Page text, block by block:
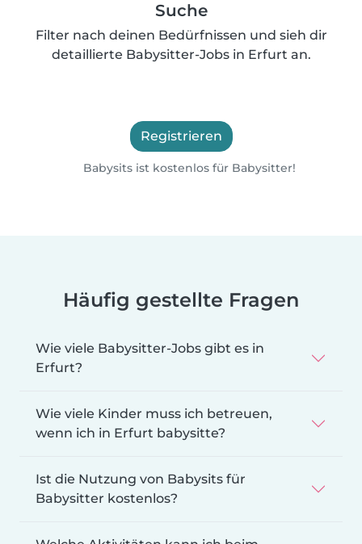
Suche
Filter nach deinen Bedürfnissen und sieh dir
detaillierte Babysitter-Jobs in Erfurt an.
Registrieren
Babysits ist kostenlos für Babysitter!
Häufig gestellte Fragen
Wie viele Babysitter-Jobs gibt es in
Erfurt?
Wie viele Kinder muss ich betreuen,
wenn ich in Erfurt babysitte?
Ist die Nutzung von Babysits für
Babysitter kostenlos?